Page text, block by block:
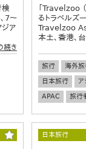
検
7～
ア
続き
「Travelzoo
るトラベルズー
Travelzoo
本土、香港、
旅行 海外旅
日本旅行
ア
APAC
旅行
日本旅行